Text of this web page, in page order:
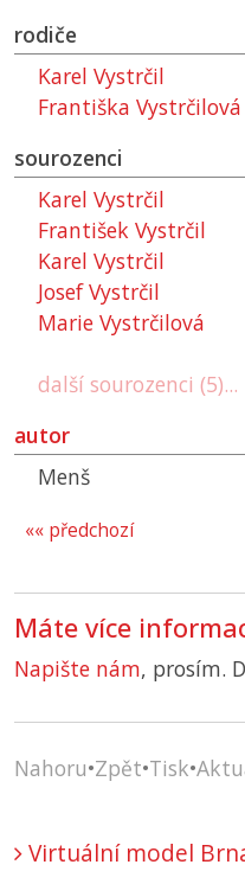
rodiče
Karel Vystrčil
Františka
sourozenci
Karel Vystrčil
František Vystrčil
Karel Vystrčil
Josef Vystrčil
Marie Vystrčilová
další sourozenci (5)...
autor
Menš
«« předchozí
Máte více
Napište nám, prosím.
Nahoru•Zpět•Tisk•
Virtuální model